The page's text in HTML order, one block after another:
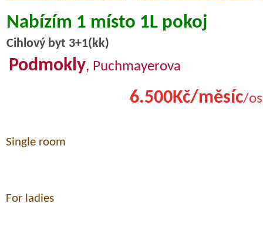
Nabízím 1 místo 1L pokoj
Cihlový byt 3+1(kk)
Podmokly, Puchmayerova
6.500Kč/měsíc/
Single room
For ladies